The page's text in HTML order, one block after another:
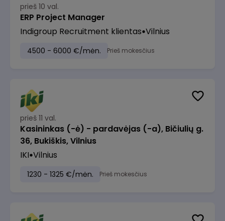
prieš 10 val.
ERP Project Manager
Indigroup Recruitment klientas Vilnius
4500 - 6000 €/mėn. Prieš mokesčius
prieš 11 val.
Kasininkas (-ė) - pardavėjas (-a), Bičiulių g.
36, Bukiškis, Vilnius
IKI Vilnius
1230 - 1325 €/mėn. Prieš mokesčius